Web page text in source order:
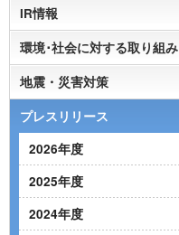
IR情報
環境･社会に対する取り組み
地震・災害対策
プレスリリース
2026年度
2025年度
2024年度